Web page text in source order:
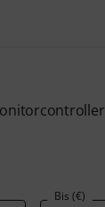
Bis (€)